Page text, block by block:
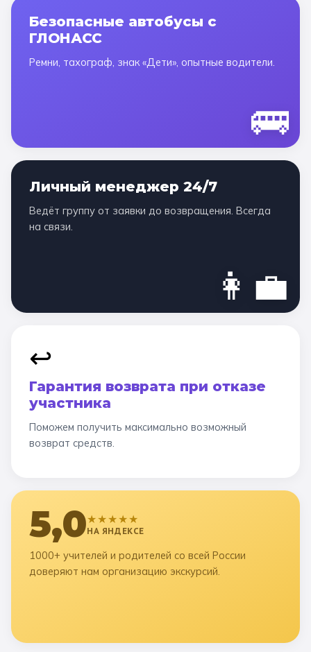
Безопасные автобусы с
ГЛОНАСС
Ремни, тахограф, знак «Дети», опытные водители.
🚌
Личный менеджер 24/7
Ведёт группу от заявки до возвращения. Всегда
на связи.
👩‍💼
↩️
Гарантия возврата при отказе
участника
Поможем получить максимально возможный
возврат средств.
5,0★★★★★
НА ЯНДЕКСЕ
1000+ учителей и родителей со всей России
доверяют нам организацию экскурсий.